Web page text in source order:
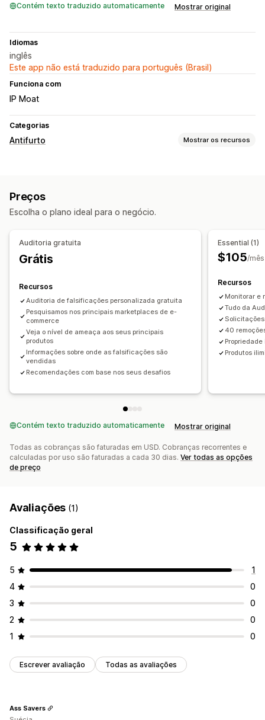
Contém texto traduzido automaticamente Mostrar original
Idiomas
inglês
Este app não está traduzido para português (Brasil)
Funciona com
IP Moat
Categorias
Antifurto Mostrar os recursos
Mais vendidos
Preços
Escolha o plano ideal para o negócio.
Auditoria gratuita
Grátis
Recursos
Auditoria de falsificações personalizada gratuita
Pesquisamos nos principais marketplaces de e-
commerce
Veja o nível de ameaça aos seus principais
produtos
Informações sobre onde as falsificações são
vendidas
Recomendações com base nos seus desafios
Essential (1)
$105/mês
Recursos
Monitorar e
Tudo da
40
Produtos
Contém texto traduzido automaticamente Mostrar original
Todas as cobranças são faturadas em USD. Cobranças recorrentes e
calculadas por uso são faturadas a cada 30 dias. Ver todas as opções
de preço
Avaliações (1)
Classificação geral
5
5
1
4
0
3
0
2
0
1
0
Escrever avaliação Todas as avaliações
Ass Savers